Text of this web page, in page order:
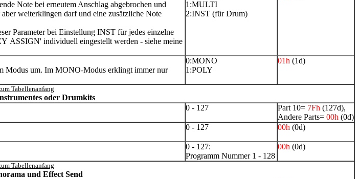
Note bei erneutem Anschlag abgebrochen und
weiterklingen darf und eine zusätzliche Note
Parameter bei Einstellung INST für jedes einzelne
ASSIGN' individuell eingestellt werden - siehe meine
1:MULTI
2:INST (für Drum)
Modus um. Im MONO-Modus erklingt immer nur
0:MONO
1:POLY
01h (1d)
Tabellenanfang
oder Drumkits
0 - 127 Part 10= 7Fh (127d),
Andere Parts= 00h (0d)
0 - 127 00h (0d)
0 - 127:
Programm Nummer 1 - 128
00h (0d)
Tabellenanfang
und Effect Send